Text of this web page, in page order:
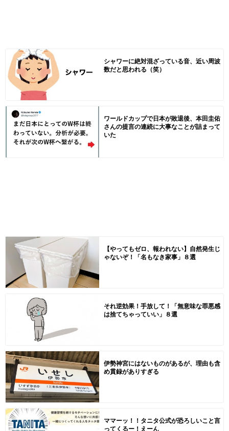
シャワーに絶対混ざっている音、近い周波
数だと思われる（笑）
ワールドカップで日本が敗退後、本田圭佑
さんの提言の連続に大事なことが詰まって
いた
【やってもゼロ、報われない】自然発生じ
ゃないぞ！「名もなき家事」８選
それ逆効果！手放して！「無意味な罪悪感
は捨てちゃっていい」８選
伊勢神宮にはないものがあるが、理由も含
め貫録がありすぎる
ママーッ！！タニタ公式が恐ろしいこと言
ってくるー！えーん